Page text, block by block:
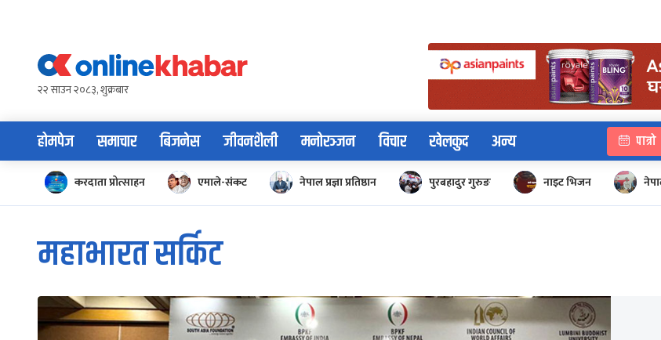
content२२ साउन २०८३, शुक्रबार
होमपेज समाचार बिजनेस जीवनशैली मनोरञ्जन विचार खेलकुद अन्य पात्रो
करदाता प्रोत्साहन एमाले-संकट नेपाल प्रज्ञा प्रतिष्ठान पुरबहादुर गुरुङ नाइट भिजन
महाभारत सर्किट